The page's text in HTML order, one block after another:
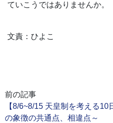
ていこうではありませんか。
文責：ひよこ
前の記事
【8/6~8/15 天皇制を考える
の象徴の共通点、相違点～